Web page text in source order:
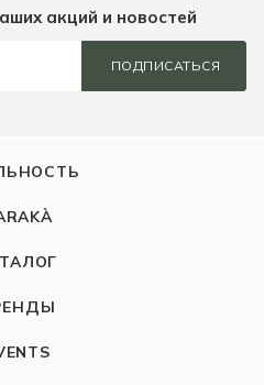
акций и новостей
ПОДПИСАТЬСЯ